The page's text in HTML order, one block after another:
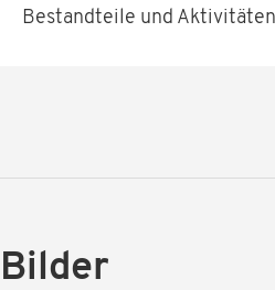
Bestandteile und
Bilder